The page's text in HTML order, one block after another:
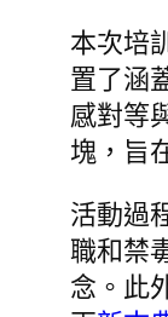
本次培
置了涵
感對等
塊，旨
活動過
職和禁
念。此